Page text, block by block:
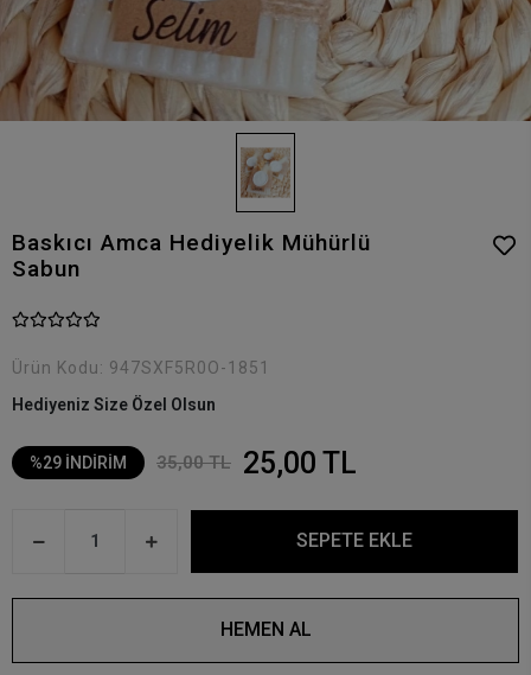
Baskıcı Amca Hediyelik Mühürlü
Sabun
Ürün Kodu: 947SXF5R0O-1851
Hediyeniz Size Özel Olsun
%29 İNDİRİM 35,00 TL 25,00 TL
SEPETE EKLE
HEMEN AL